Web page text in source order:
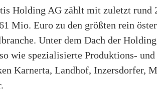
Holding AG zählt mit zuletzt rund
Mio. Euro zu den größten rein
Unter dem Dach der
wie spezialisierte Produktions-
Karnerta, Landhof, Inzersdorfer,